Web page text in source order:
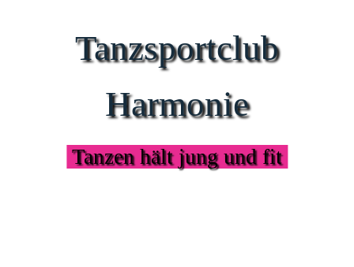
Tanzsportclub
Harmonie
Tanzen hält jung und fit